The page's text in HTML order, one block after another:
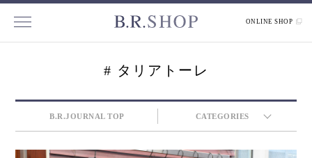
ONLINE SHOP
# タリアトーレ
B.R.JOURNAL TOP CATEGORIES